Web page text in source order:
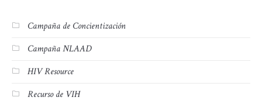
Campaña de Concientización
Campaña NLAAD
HIV Resource
Recurso de VIH